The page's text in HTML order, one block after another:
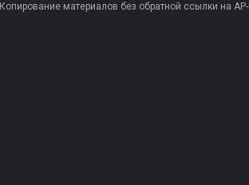
Копирование материалов без обратной ссылки на